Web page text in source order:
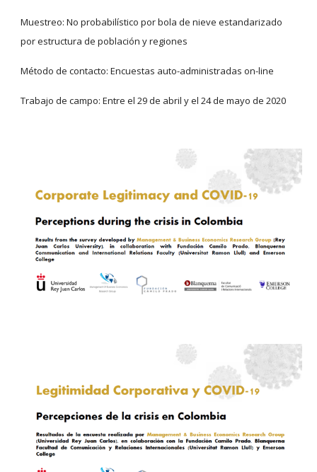
Muestreo: No probabilístico por bola de nieve estandarizado
por estructura de población y regiones
Método de contacto: Encuestas auto-administradas on-line
Trabajo de campo: Entre el 29 de abril y el 24 de mayo de 2020